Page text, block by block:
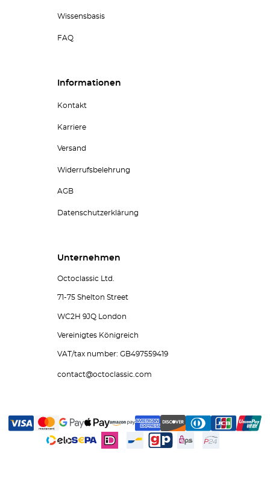
Wissensbasis
FAQ
Informationen
Kontakt
Karriere
Versand
Widerrufsbelehrung
AGB
Datenschutzerklärung
Unternehmen
Octoclassic Ltd.
71-75 Shelton Street
WC2H 9JQ London
Vereinigtes Königreich
VAT/tax number: GB497559419
contact@octoclassic.com